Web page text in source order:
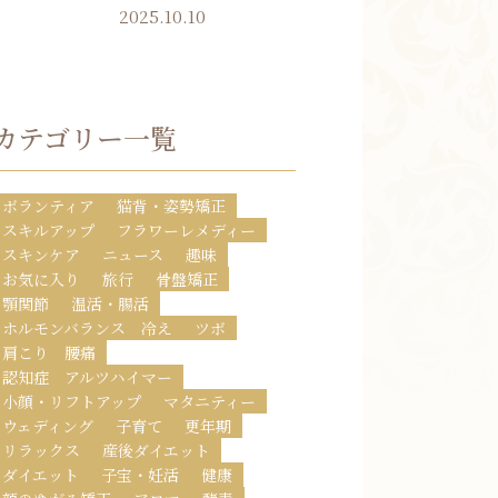
2025.10.10
テゴリー一覧
ボランティア
猫背・姿勢矯正
スキルアップ
フラワーレメディー
スキンケア
ニュース
趣味
お気に入り
旅行
骨盤矯正
顎関節
温活・腸活
ホルモンバランス 冷え
ツボ
肩こり 腰痛
認知症 アルツハイマー
小顔・リフトアップ
マタニティー
ウェディング
子育て
更年期
リラックス
産後ダイエット
ダイエット
子宝・妊活
健康